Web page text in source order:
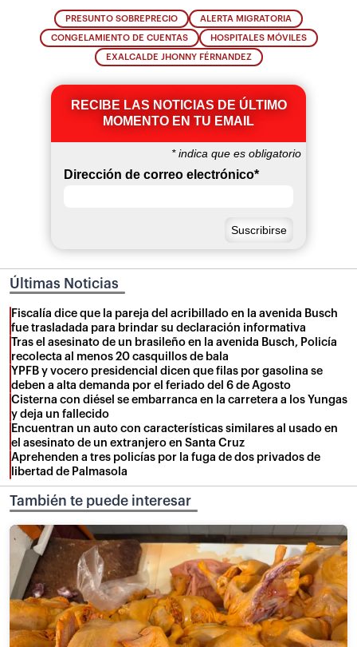
PRESUNTO SOBREPRECIO ALERTA MIGRATORIA
CONGELAMIENTO DE CUENTAS HOSPITALES MÓVILES
EXALCALDE JHONNY FÉRNANDEZ
RECIBE LAS NOTICIAS DE ÚLTIMO
MOMENTO EN TU EMAIL
*indica que es obligatorio
Dirección de correo electrónico*
Últimas Noticias
Fiscalía dice que la pareja del acribillado en la avenida Busch
fue trasladada para brindar su declaración informativa
Tras el asesinato de un brasileño en la avenida Busch, Policía
recolecta al menos 20 casquillos de bala
YPFB y vocero presidencial dicen que filas por gasolina se
deben a alta demanda por el feriado del 6 de Agosto
Cisterna con diésel se embarranca en la carretera a los Yungas
y deja un fallecido
Encuentran un auto con características similares al usado en
el asesinato de un extranjero en Santa Cruz
Aprehenden a tres policías por la fuga de dos privados de
libertad de Palmasola
También te puede interesar